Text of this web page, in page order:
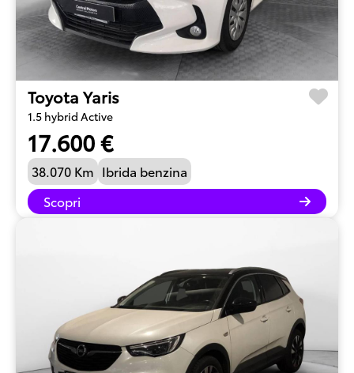
Toyota Yaris
1.5 hybrid Active
17.600 €
38.070 Km Ibrida benzina
Scopri